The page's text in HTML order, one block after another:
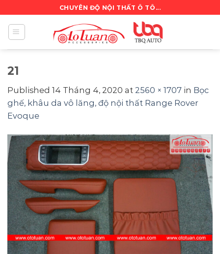
content
CHUYÊN ĐỘ NỘI THẤT Ô TÔ...
21
Published 14 Tháng 4, 2020 at 2560 × 1707 in Bọc
ghế, khâu da vô lăng, độ nội thất Range Rover
Evoque